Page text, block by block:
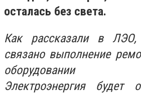
осталась без света.
Как рассказали в ЛЭО,
связано выполнение
оборудовании
Электроэнергия будет